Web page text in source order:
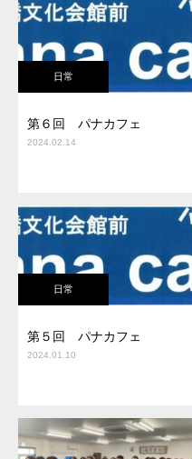
日常
第６回 パナカフェ
2024.02.14
日常
第５回 パナカフェ
2024.01.10